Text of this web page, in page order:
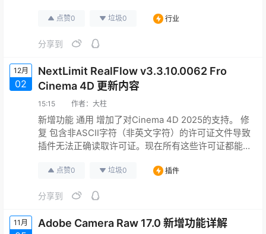
头的新相机节点。该更新还引入了一个新的 Octane
软件内部集成 Otoy 的渲染网络。许多新功能之前计划
点赞0 垃圾0 行业
分享到
12月
02
NextLimit RealFlow v3.3.10.0062 Fro
Cinema 4D 更新内容
15:15 作者： 大柱
新增功能 通用 增加了对Cinema 4D 2025的支持。 修
复 包含非ASCII字符（非英文字符）的许可证文件导致
插件无法正确读取许可证。现在所有这些许可证都能
上没有得到正确管理。 限制 通用 RFCFD-351 - 数组
RealFlow | Cinema 4D 1.0中创建的初始状…
点赞0 垃圾0 插件
分享到
11月 Adobe Camera Raw 17.0 新增功能详解